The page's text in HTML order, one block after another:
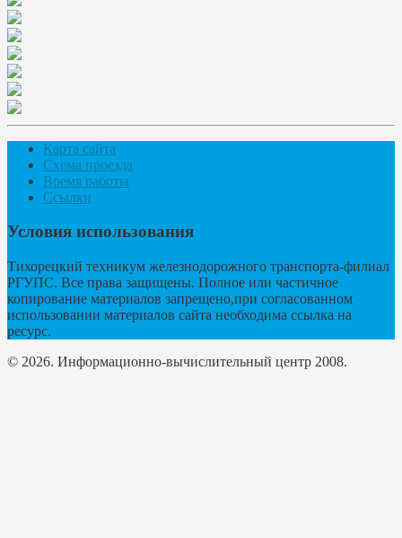
Карта сайта
Схема проезда
Время работы
Ссылки
Условия использования
Тихорецкий техникум железнодорожного транспорта-филиал
РГУПС. Все права защищены. Полное или частичное
копирование материалов запрещено,при согласованном
использовании материалов сайта необходима ссылка на
ресурс.
© 2026. Информационно-вычислительный центр 2008.